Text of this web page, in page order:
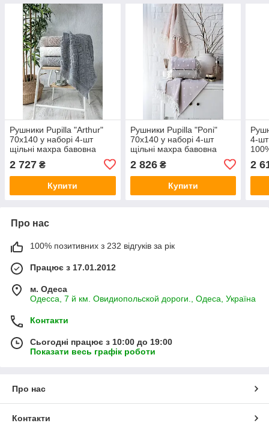
Рушники Pupilla "Arthur"
70x140 у наборі 4-шт
щільні махра бавовна
2 727 ₴
Купити
Рушники Pupilla "Poni"
70x140 у наборі 4-шт
щільні махра бавовна
2 826₴
Купити
4-
2
Про нас
100% позитивних з 232 відгуків за рік
Працює з 17.01.2012
м. Одеса
Одесса, 7 й км. Овидиопольской дороги., Одеса, Україна
Контакти
Сьогодні працює з 10:00 до 19:00
Показати весь графік роботи
Про нас
Контакти